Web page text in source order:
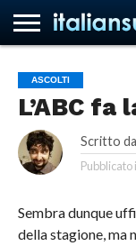
HOME
NEWS
ASCOLTI
RECENSIONI
INTERVISTE
CURIOSITÀ
CHI
SIAMO
CONTATTACI
FORUM
ITALIANSUBS
ASCOLTI
L’ABC fa
Scritto da
Pubblicato
Sembra dunque
della stagione, ma